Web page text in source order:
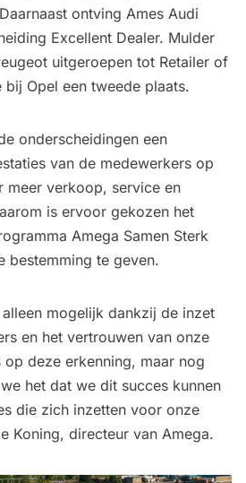
ontving Ames Audi
Excellent Dealer. Mulder
uitgeroepen tot Retailer of
bij Opel een tweede plaats.
onderscheidingen een
van de medewerkers op
meer verkoop, service en
is ervoor gekozen het
Amega Samen Sterk
bestemming te geven.
mogelijk dankzij de inzet
en het vertrouwen van onze
deze erkenning, maar nog
het dat we dit succes kunnen
die zich inzetten voor onze
Koning, directeur van Amega.